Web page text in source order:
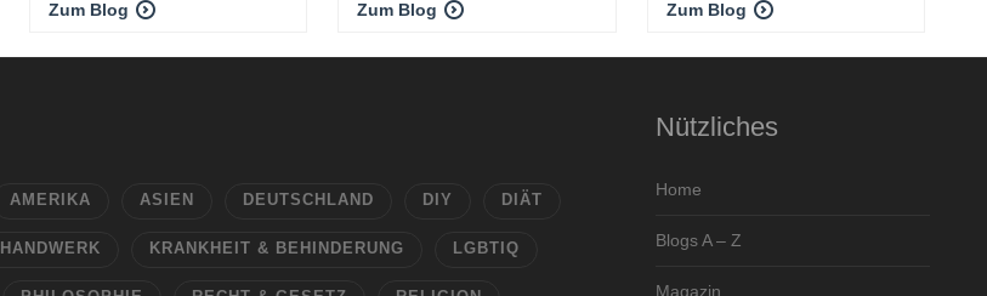
Zum Blog Zum Blog Zum Blog
AMERIKA ASIEN DEUTSCHLAND DIY DIÄT
HANDWERK KRANKHEIT & BEHINDERUNG LGBTIQ
Nützliches
Home
Blogs A – Z
Magazin